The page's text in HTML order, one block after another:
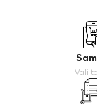
Vali